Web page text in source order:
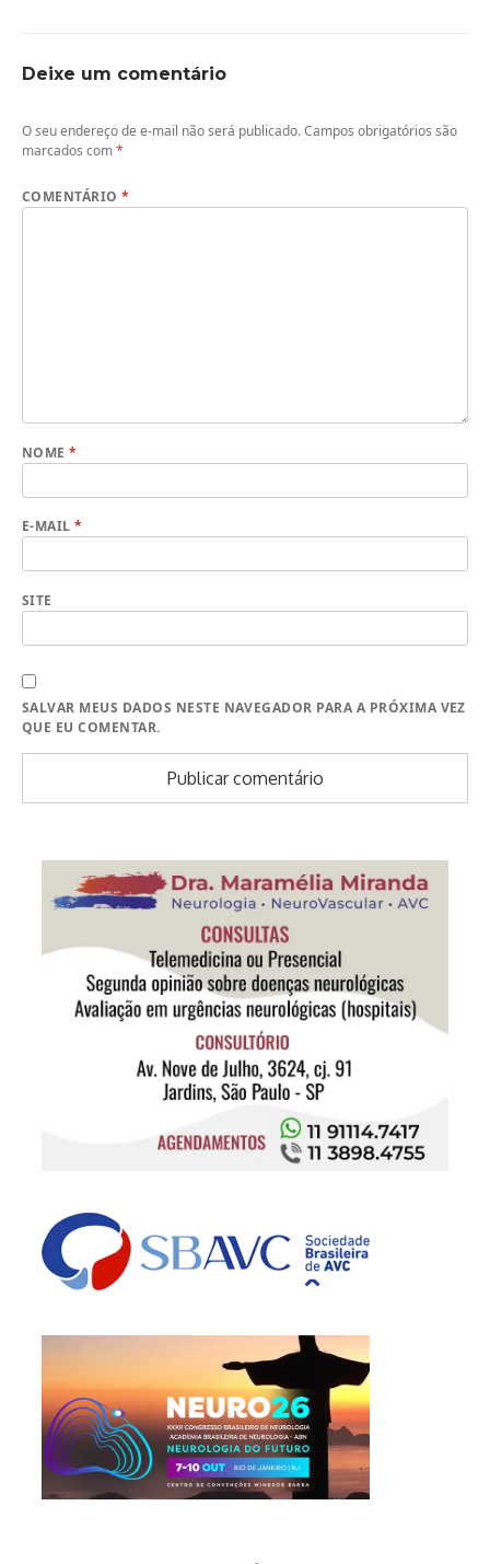
Deixe um comentário
O seu endereço de e-mail não será publicado.Campos obrigatórios são
marcados com*
COMENTÁRIO*
NOME*
E-MAIL*
SITE
SALVAR MEUS DADOS NESTE NAVEGADOR PARA A PRÓXIMA VEZ
QUE EU COMENTAR.